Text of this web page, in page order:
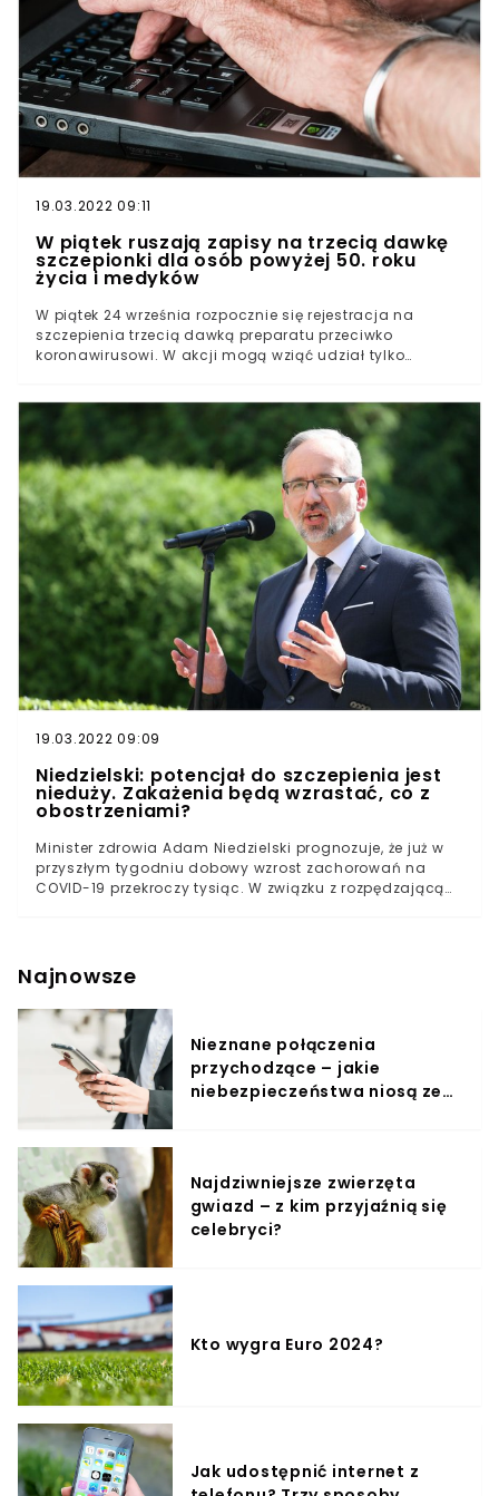
19.03.2022 09:11
W piątek ruszają zapisy na trzecią dawkę
szczepionki dla osób powyżej 50. roku
życia i medyków
W piątek 24 września rozpocznie się rejestracja na
szczepienia trzecią dawką preparatu przeciwko
koronawirusowi. W akcji mogą wziąć udział tylko
19.03.2022 09:09
Niedzielski: potencjał do szczepienia jest
nieduży. Zakażenia będą wzrastać, co z
obostrzeniami?
Minister zdrowia Adam Niedzielski prognozuje, że już w
przyszłym tygodniu dobowy wzrost zachorowań na
COVID-19 przekroczy tysiąc. W związku z rozpędzającą
zapowiada, że będzie skłonny podejmować “decyzje
bardziej drastyczne”.
Najnowsze
Nieznane połączenia
przychodzące – jakie
niebezpieczeństwa niosą ze
Najdziwniejsze zwierzęta
gwiazd – z kim przyjaźnią się
celebryci?
Kto wygra Euro 2024?
Jak udostępnić internet z